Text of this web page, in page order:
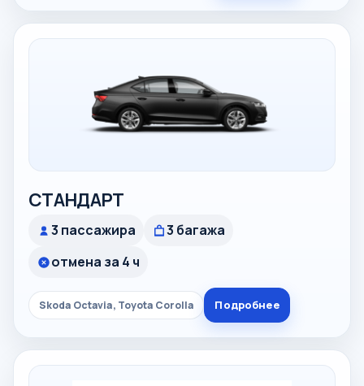
СТАНДАРТ
3 пассажира
3 багажа
отмена за 4 ч
Skoda Octavia, Toyota Corolla Подробнее